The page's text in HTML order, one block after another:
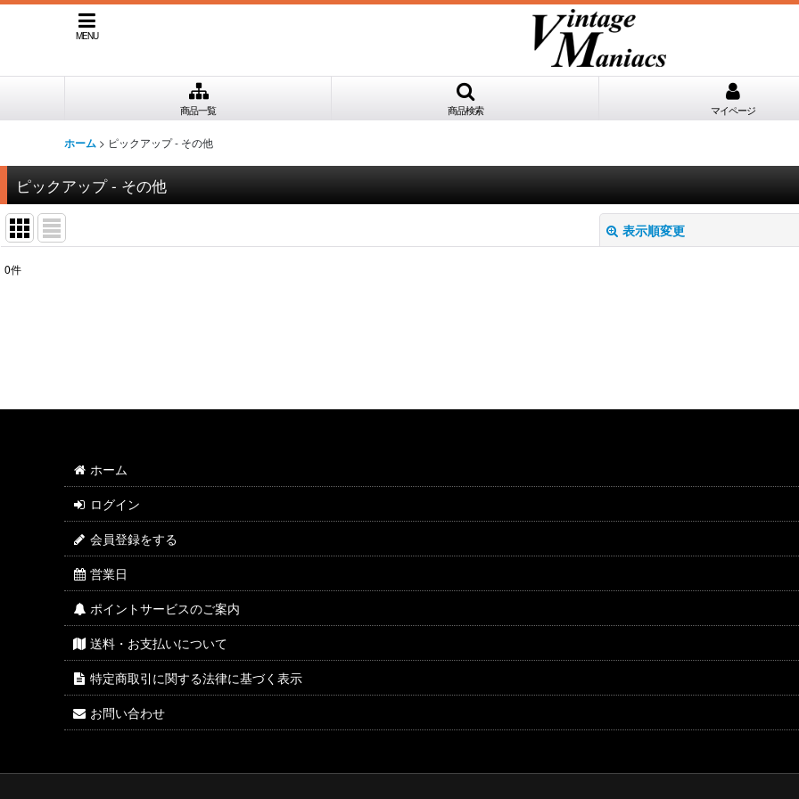
MENU
商品一覧 商品検索 マイページ
ホーム > ピックアップ - その他
ピックアップ - その他
表示順変更
表示数
0件
ホーム
ログイン
会員登録をする
営業日
ポイントサービスのご案内
送料・お支払いについて
特定商取引に関する法律に基づく表示
お問い合わせ